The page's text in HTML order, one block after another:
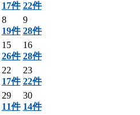
17件 22件
8
19件
9
28件
15
26件
16
28件
22
17件
23
22件
29
11件
30
14件